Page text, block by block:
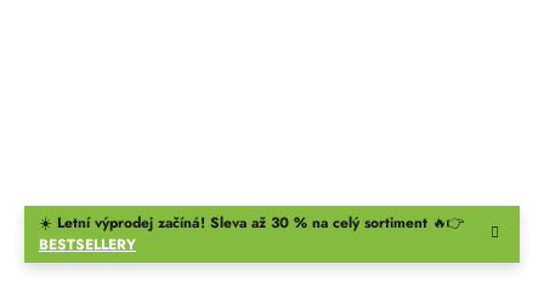
☀️ Letní výprodej začíná! Sleva až 30 % na celý sortiment 🔥👉
BESTSELLERY